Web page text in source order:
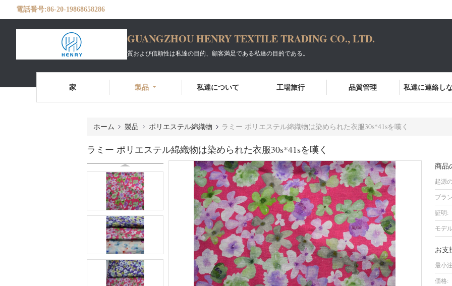
電話番号:86-20-19868658286
GUANGZHOU HENRY TEXTILE TRADING CO., LTD.
質および信頼性は私達の目的、顧客満足である私達の目的である。
家 製品 私達について 工場旅行 品質管理 私達に連絡し
ホーム 製品 ポリエステル綿織物 ラミー ポリエステル綿織物は染められた衣服30s*41sを嘆く
ラミー ポリエステル綿織物は染められた衣服30s*41sを嘆く
商品
起源
ブラ
証明:
モデ
お支
最小
価格: